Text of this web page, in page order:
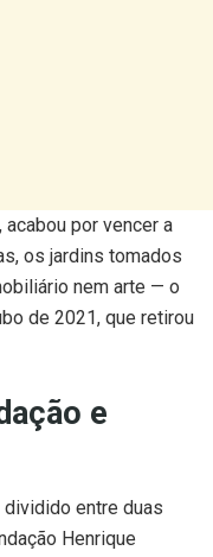
por vencer a
os jardins tomados
nem arte — o
de 2021, que retirou
e
dividido entre duas
Henrique